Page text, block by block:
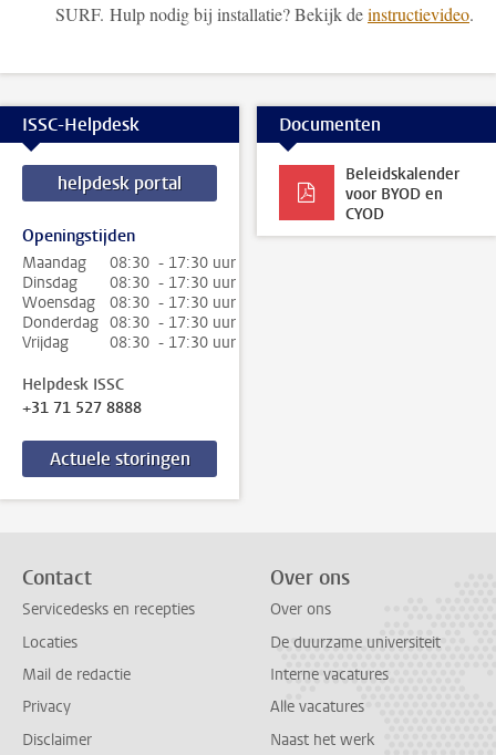
SURF. Hulp nodig bij installatie? Bekijk deinstructievideo.
ISSC-Helpdesk
helpdesk portal
Openingstijden
Maandag
08:30 - 17:30 uur
Dinsdag
08:30 - 17:30 uur
Woensdag
08:30 - 17:30 uur
Donderdag 08:30 - 17:30 uur
Vrijdag
08:30 - 17:30 uur
Helpdesk ISSC
+31 71 527 8888
Actuele storingen
Documenten
Beleidskalender
voor BYOD en
CYOD
Contact
Servicedesks en recepties
Locaties
Mail de redactie
Privacy
Disclaimer
Over ons
Over ons
De duurzame universiteit
Interne vacatures
Alle vacatures
Naast het werk